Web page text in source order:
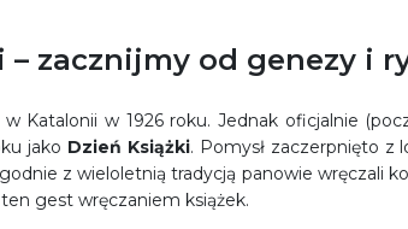
– zacznijmy od genezy i
w Katalonii w 1926 roku. Jednak oficjalnie
jako Dzień Książki. Pomysł zaczerpnięto z
z wieloletnią tradycją panowie wręczali
gest wręczaniem książek.